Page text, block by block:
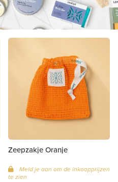
Zeepzakje Oranje
Meld je aan om de inkoopprijzen
te zien